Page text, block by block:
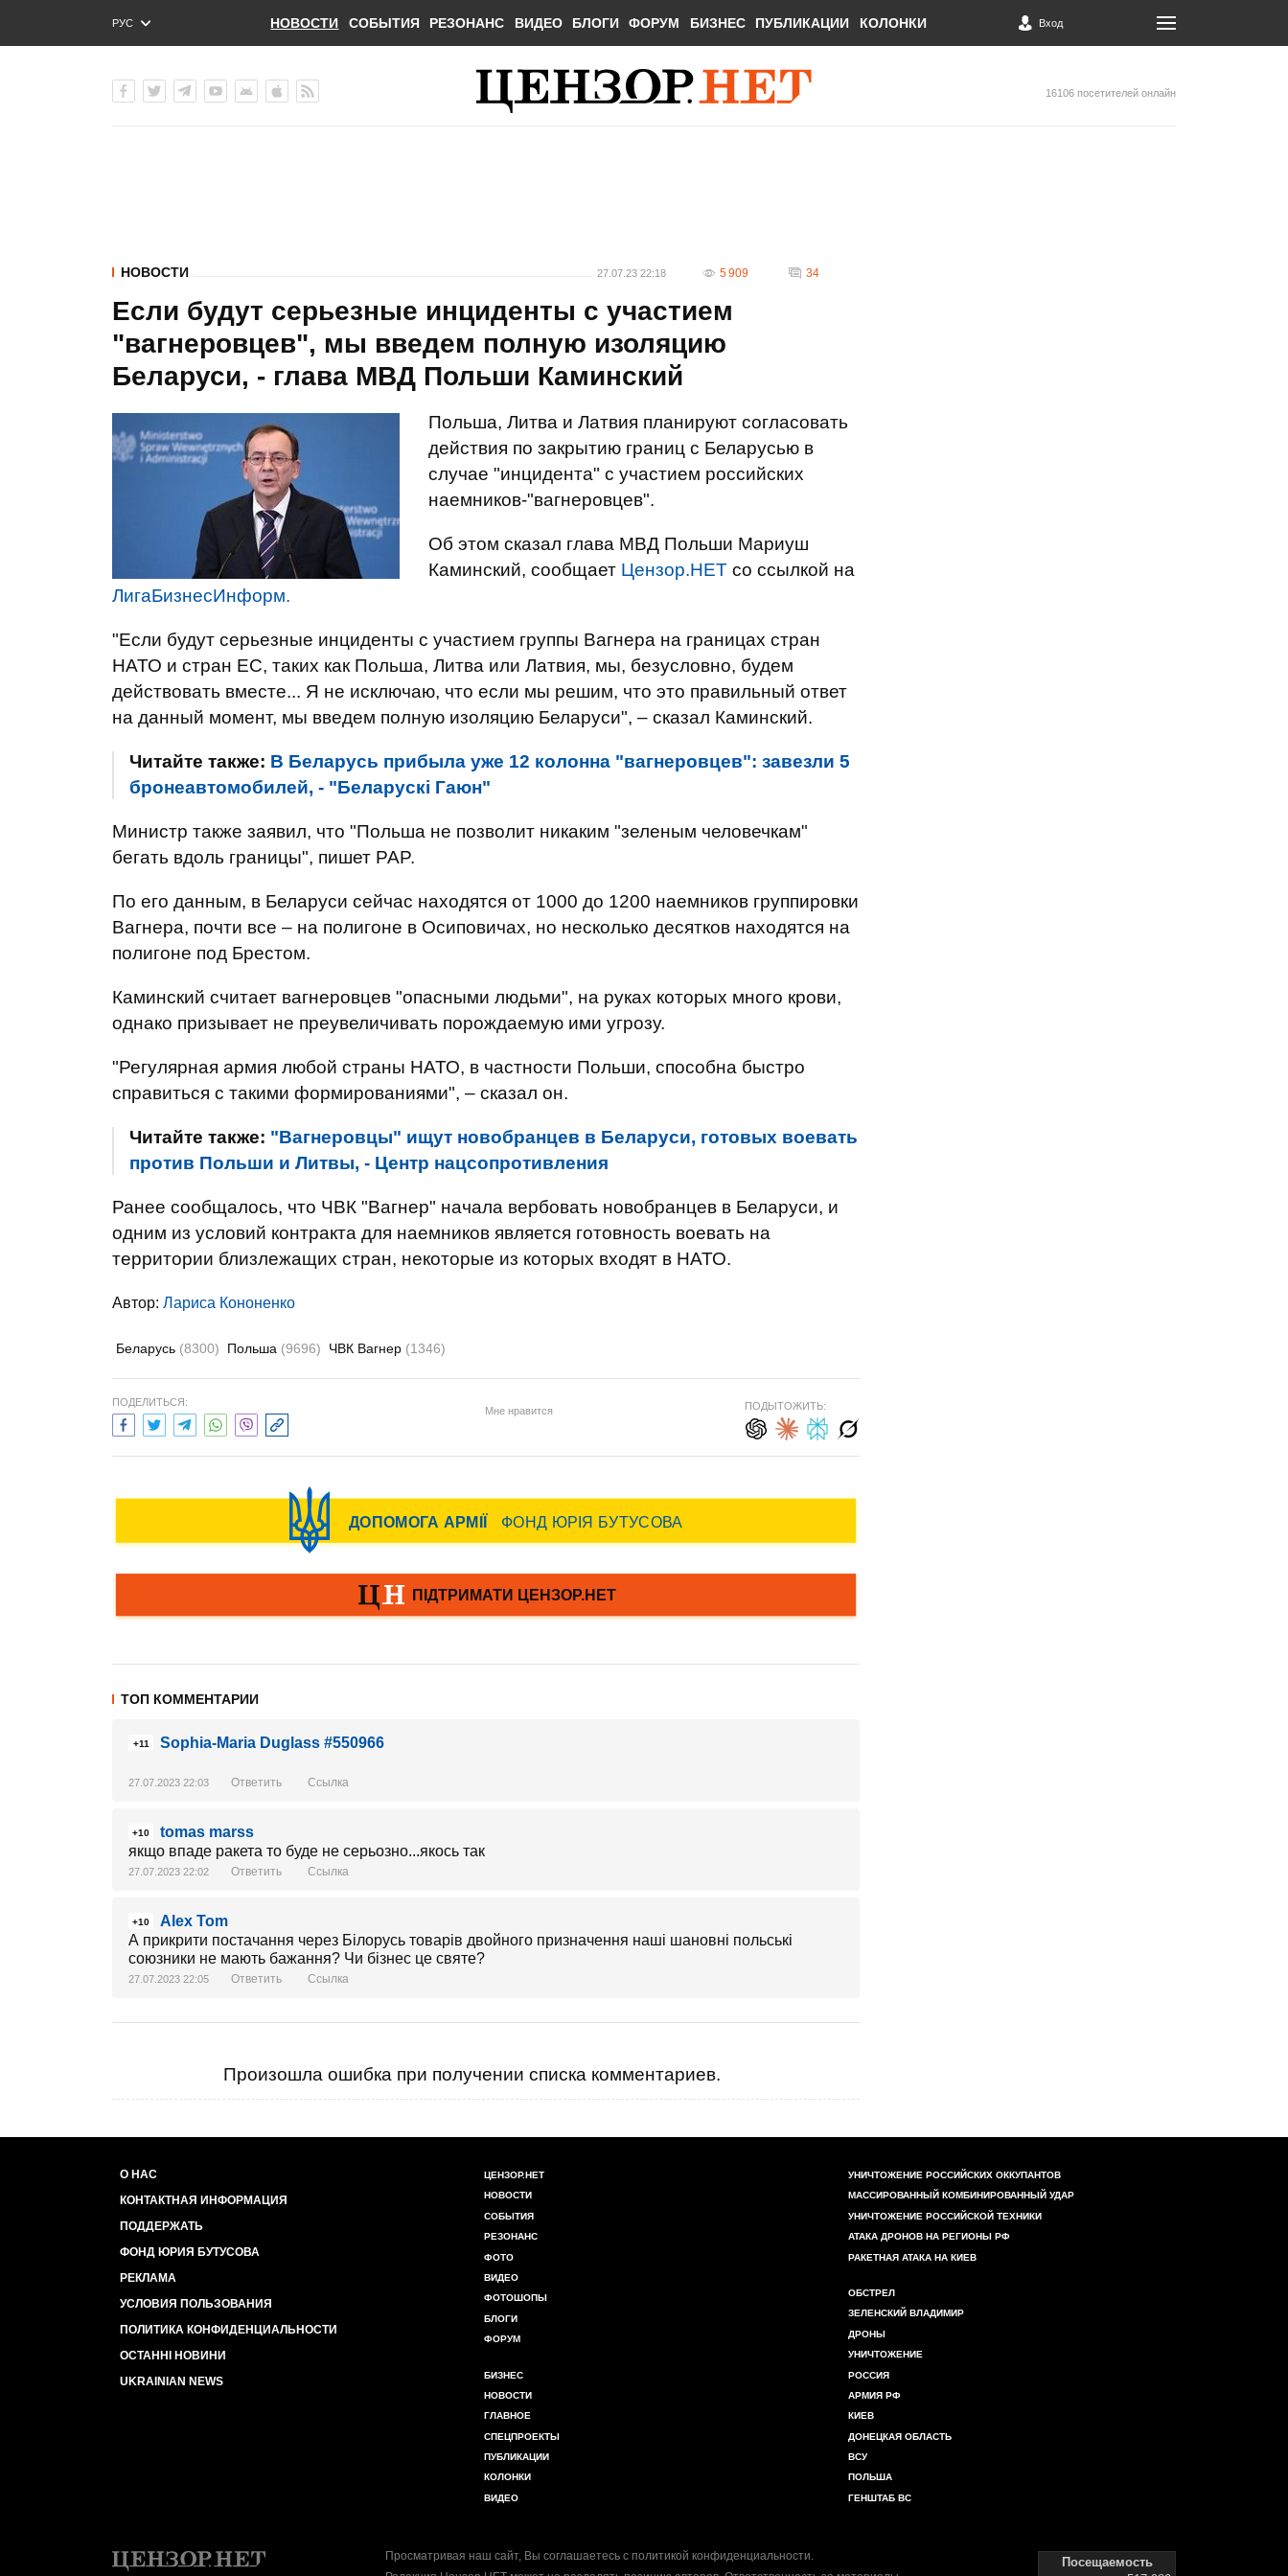
РУС
ENG
НОВОСТИ СОБЫТИЯ РЕЗОНАНС ВИДЕО БЛОГИ ФОРУМ БИЗНЕС ПУБЛИКАЦИИ КОЛОНКИ Вход
16106 посетителей онлайн
НОВОСТИ 27.07.23 22:18 5 909 34
Если будут серьезные инциденты с участием
"вагнеровцев", мы введем полную изоляцию
Беларуси, - глава МВД Польши Каминский
Польша, Литва и Латвия планируют согласовать
действия по закрытию границ с Беларусью в
случае "инцидента" с участием российских
наемников-"вагнеровцев".
Об этом сказал глава МВД Польши Мариуш
Каминский, сообщает Цензор.НЕТ со ссылкой на
ЛигаБизнесИнформ.
"Если будут серьезные инциденты с участием группы Вагнера на границах стран
НАТО и стран ЕС, таких как Польша, Литва или Латвия, мы, безусловно, будем
действовать вместе... Я не исключаю, что если мы решим, что это правильный ответ
на данный момент, мы введем полную изоляцию Беларуси", – сказал Каминский.
Читайте также: В Беларусь прибыла уже 12 колонна "вагнеровцев": завезли 5
бронеавтомобилей, - "Беларускі Гаюн"
Министр также заявил, что "Польша не позволит никаким "зеленым человечкам"
бегать вдоль границы", пишет PAP.
По его данным, в Беларуси сейчас находятся от 1000 до 1200 наемников группировки
Вагнера, почти все – на полигоне в Осиповичах, но несколько десятков находятся на
полигоне под Брестом.
Каминский считает вагнеровцев "опасными людьми", на руках которых много крови,
однако призывает не преувеличивать порождаемую ими угрозу.
"Регулярная армия любой страны НАТО, в частности Польши, способна быстро
справиться с такими формированиями", – сказал он.
Читайте также: "Вагнеровцы" ищут новобранцев в Беларуси, готовых воевать
против Польши и Литвы, - Центр нацсопротивления
Ранее сообщалось, что ЧВК "Вагнер" начала вербовать новобранцев в Беларуси, и
одним из условий контракта для наемников является готовность воевать на
территории близлежащих стран, некоторые из которых входят в НАТО.
Автор: Лариса Кононенко
Беларусь (8300) Польша (9696) ЧВК Вагнер (1346)
ПОДЕЛИТЬСЯ:
Мне нравится ПОДЫТОЖИТЬ:
ТОП КОММЕНТАРИИ
+11 Sophia-Maria Duglass #550966
27.07.2023 22:03 Ответить Ссылка
+10
tomas marss
якщо впаде ракета то буде не серьозно...якось так
27.07.2023 22:02 Ответить Ссылка
+10
Alex Tom
А прикрити постачання через Білорусь товарів двойного призначення наші шановні польські
союзники не мають бажання? Чи бізнес це святе?
27.07.2023 22:05 Ответить Ссылка
Произошла ошибка при получении списка комментариев.
О НАС
КОНТАКТНАЯ ИНФОРМАЦИЯ
ПОДДЕРЖАТЬ
ФОНД ЮРИЯ БУТУСОВА
РЕКЛАМА
УСЛОВИЯ ПОЛЬЗОВАНИЯ
ПОЛИТИКА КОНФИДЕНЦИАЛЬНОСТИ
ОСТАННІ НОВИНИ
UKRAINIAN NEWS
ЦЕНЗОР.НЕТ
НОВОСТИ
СОБЫТИЯ
РЕЗОНАНС
ФОТО
ВИДЕО
ФОТОШОПЫ
БЛОГИ
ФОРУМ
БИЗНЕС
НОВОСТИ
ГЛАВНОЕ
СПЕЦПРОЕКТЫ
ПУБЛИКАЦИИ
КОЛОНКИ
ВИДЕО
УНИЧТОЖЕНИЕ РОССИЙСКИХ ОККУПАНТОВ
МАССИРОВАННЫЙ КОМБИНИРОВАННЫЙ УДАР
УНИЧТОЖЕНИЕ РОССИЙСКОЙ ТЕХНИКИ
АТАКА ДРОНОВ НА РЕГИОНЫ РФ
РАКЕТНАЯ АТАКА НА КИЕВ
ОБСТРЕЛ
ЗЕЛЕНСКИЙ ВЛАДИМИР
ДРОНЫ
УНИЧТОЖЕНИЕ
РОССИЯ
АРМИЯ РФ
КИЕВ
ДОНЕЦКАЯ ОБЛАСТЬ
ВСУ
ПОЛЬША
ГЕНШТАБ ВС
Просматривая наш сайт, Вы соглашаетесь с политикой конфиденциальности.
Посещаемость